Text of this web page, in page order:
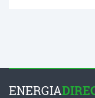
ENERGIA